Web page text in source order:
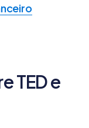
TED e